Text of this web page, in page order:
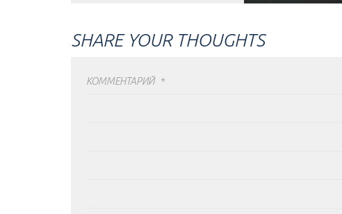
SHARE YOUR THOUGHTS
КОММЕНТАРИЙ *